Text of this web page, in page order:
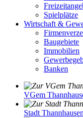
Spielplätze
Wirtschaft &
Baugebiete
Immobilien
Banken
VGem
Stadt Thannhausen